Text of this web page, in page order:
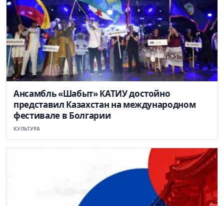
Ансамбль «Шабыт» КАТИУ достойно
представил Казахстан на международном
фестивале в Болгарии
КУЛЬТУРА